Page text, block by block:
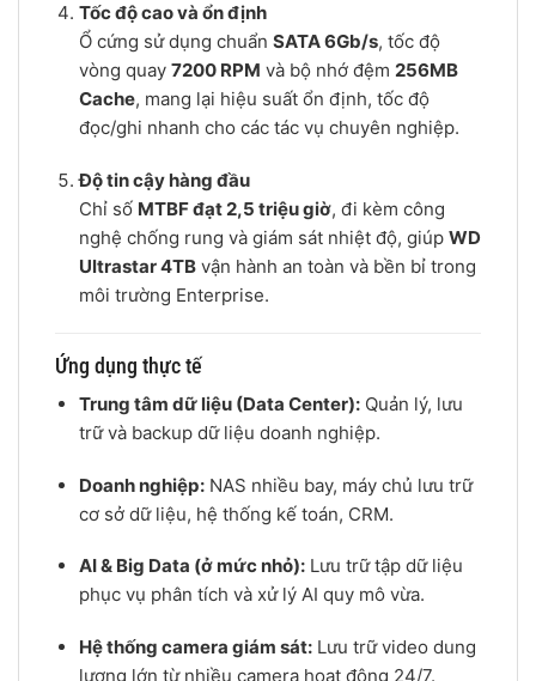
Tốc độ cao và ổn định
Ổ cứng sử dụng chuẩn SATA 6Gb/s, tốc độ
vòng quay 7200 RPM và bộ nhớ đệm 256MB
Cache, mang lại hiệu suất ổn định, tốc độ
đọc/ghi nhanh cho các tác vụ chuyên nghiệp.
Độ tin cậy hàng đầu
Chỉ số MTBF đạt 2,5 triệu giờ, đi kèm công
nghệ chống rung và giám sát nhiệt độ, giúp WD
Ultrastar 4TBvận hành an toàn và bền bỉ trong
môi trường Enterprise.
Ứng dụng thực tế
Trung tâm dữ liệu (Data Center):Quản lý, lưu
trữ và backup dữ liệu doanh nghiệp.
Doanh nghiệp:NAS nhiều bay, máy chủ lưu trữ
cơ sở dữ liệu, hệ thống kế toán, CRM.
AI & Big Data (ở mức nhỏ):Lưu trữ tập dữ liệu
phục vụ phân tích và xử lý AI quy mô vừa.
Hệ thống camera giám sát:Lưu trữ video dung
lượng lớn từ nhiều camera hoạt động 24/7.